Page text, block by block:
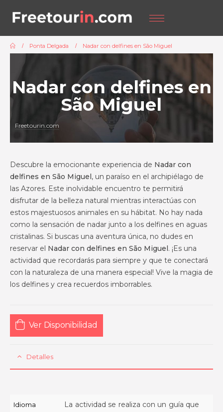
Ponta Delgada Nadar con delfines en São Miguel
Nadar con delfines en
São Miguel
Freetourin.com
Descubre la emocionante experiencia de Nadar con
delfines en São Miguel, un paraíso en el archipiélago de
las Azores. Este inolvidable encuentro te permitirá
disfrutar de la belleza natural mientras interactúas con
estos majestuosos animales en su hábitat. No hay nada
como la sensación de nadar junto a los delfines en aguas
cristalinas. Si buscas una aventura única, no dudes en
reservar el Nadar con delfines en São Miguel. ¡Es una
actividad que recordarás para siempre y que te conectará
con la naturaleza de una manera especial! Vive la magia de
los delfines y crea recuerdos imborrables.
Ver Disponibilidad
Detalles
Idioma
La actividad se realiza con un guía que